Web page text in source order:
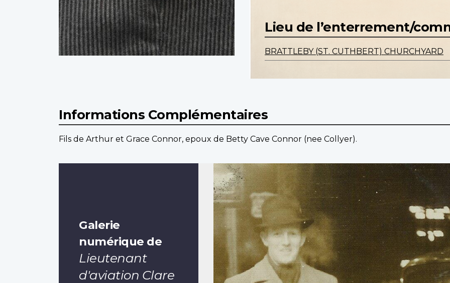
Lieu de l’enterrement/
BRATTLEBY (ST. CUTHBERT) CHURCHYARD
Informations Complémentaires
Fils de Arthur et Grace Connor, epoux de Betty Cave Connor (nee Collyer).
Galerie
numérique de
Lieutenant
d'aviation Clare